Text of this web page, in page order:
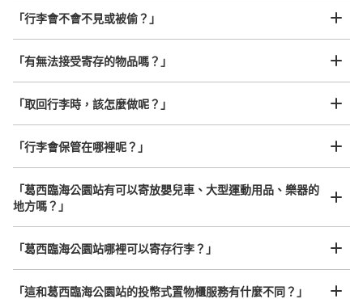
可保管的行李數
大的:2/ ¥700中等的:6/ ¥500小的:6/ ¥400
付款方式
現金, ICカード
查看此投幣式儲物櫃的位置
工作人員拍完行李照片後
放下行李，愉快度過一整天！
我們與許多地點方便的車站內店舖以及24小時營業的店鋪合作。
任何尺寸的行李都OK
樂器、嬰兒車、腳踏車等，只要是1個人能搬運的行李尺寸就OK
「行李會不會不見或被偷？」
「有無法接受寄存的物品嗎？」
「取回行李時，該怎麼做呢？」
「行李會保管在哪裡呢？」
「葛西臨海公園站有可以寄放嬰兒車、大型運動用品、樂器的
地方嗎？」
「葛西臨海公園站哪裡可以寄存行李？」
「這和葛西臨海公園站的投幣式置物櫃服務有什麼不同？」